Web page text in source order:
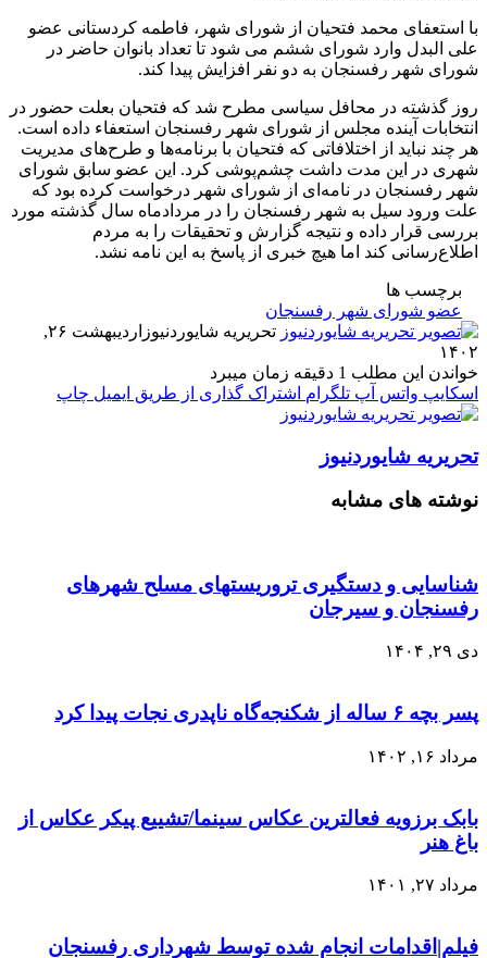
با استعفای محمد فتحیان از شورای شهر، فاطمه کردستانی عضو
علی البدل وارد شورای ششم می شود تا تعداد بانوان حاضر در
شورای شهر رفسنجان به دو نفر افزایش پیدا کند.
روز گذشته در محافل سیاسی مطرح شد که فتحیان بعلت حضور در
انتخابات آینده مجلس از شورای شهر رفسنجان استعفاء داده است.
هر چند نباید از اختلافاتی که فتحیان با برنامه‌ها و طرح‌های مدیریت
شهری در این مدت داشت چشم‌پوشی کرد. این عضو سابق شورای
شهر رفسنجان در نامه‌ای از شورای شهر درخواست کرده بود که
علت ورود سیل به شهر رفسنجان را در مردادماه سال گذشته مورد
بررسی قرار داده و نتیجه گزارش و تحقیقات را به مردم
اطلاع‌رسانی کند اما هیچ خبری از پاسخ به این نامه نشد.
برچسب ها
عضو شورای شهر رفسنجان
تحریریه شایوردنیوز
اردیبهشت ۲۶,
۱۴۰۲
خواندن این مطلب 1 دقیقه زمان میبرد
اسکایپ واتس آپ تلگرام اشتراک گذاری از طریق ایمیل چاپ
تحریریه شایوردنیوز
نوشته های مشابه
شناسایی و‌ دستگیری تروریستهای مسلح شهرهای
رفسنجان و سیرجان
دی ۲۹, ۱۴۰۴
پسر بچه ۶ ساله از شکنجه‌گاه ناپدری نجات پیدا کرد
مرداد ۱۶, ۱۴۰۲
بابک برزویه فعالترین عکاس سینما/تشییع پیکر عکاس از
باغ هنر
مرداد ۲۷, ۱۴۰۱
فیلم|اقدامات انجام شده توسط شهرداری رفسنجان